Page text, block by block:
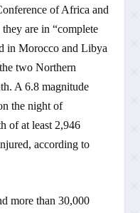
of Africa and
are in “complete
in Morocco and Libya
two Northern
A 6.8 magnitude
the night of
of at least 2,946
according to
more than 30,000